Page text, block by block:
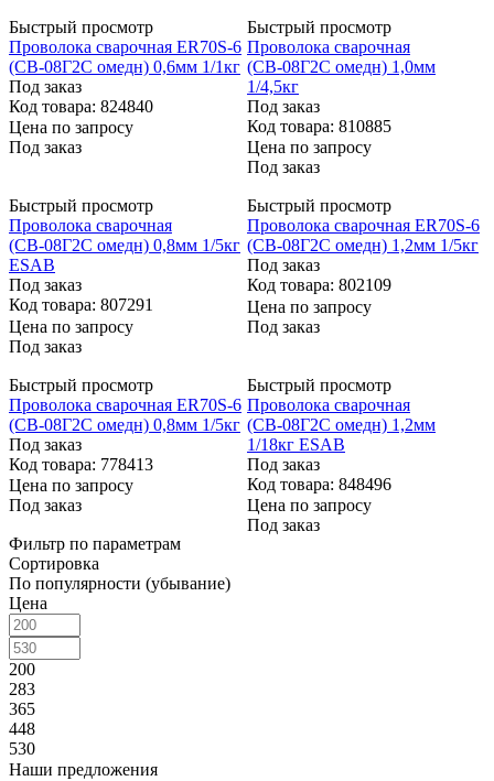
Быстрый просмотр
Проволока сварочная ER70S-6
(СВ-08Г2С омедн) 0,6мм 1/1кг
Под заказ
Код товара: 824840
Цена по запросу
Под заказ
Быстрый просмотр
Проволока сварочная
(СВ-08Г2С омедн) 1,0мм
1/4,5кг
Под заказ
Код товара: 810885
Цена по запросу
Под заказ
Быстрый просмотр
Проволока сварочная
(СВ-08Г2С омедн) 0,8мм 1/5кг
ESAB
Под заказ
Код товара: 807291
Цена по запросу
Под заказ
Быстрый просмотр
Проволока сварочная ER70S-6
(СВ-08Г2С омедн) 1,2мм 1/5кг
Под заказ
Код товара: 802109
Цена по запросу
Под заказ
Быстрый просмотр
Проволока сварочная ER70S-6
(СВ-08Г2С омедн) 0,8мм 1/5кг
Под заказ
Код товара: 778413
Цена по запросу
Под заказ
Быстрый просмотр
Проволока сварочная
(СВ-08Г2С омедн) 1,2мм
1/18кг ESAB
Под заказ
Код товара: 848496
Цена по запросу
Под заказ
Фильтр по параметрам
Сортировка
По популярности (убывание)
Цена
200
283
365
448
530
Наши предложения